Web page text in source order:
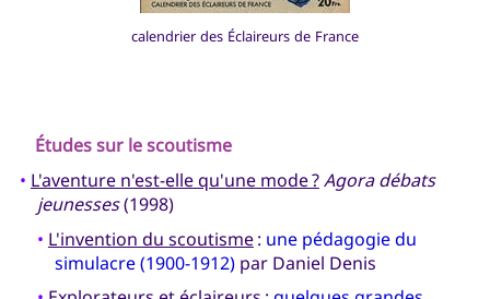
calendrier des Éclaireurs de France
Études sur le scoutisme
• L'aventure n'est-elle qu'une mode ?Agora débats
jeunesses(1998)
• L'invention du scoutisme: une pédagogie du
simulacre (1900-1912)par Daniel Denis